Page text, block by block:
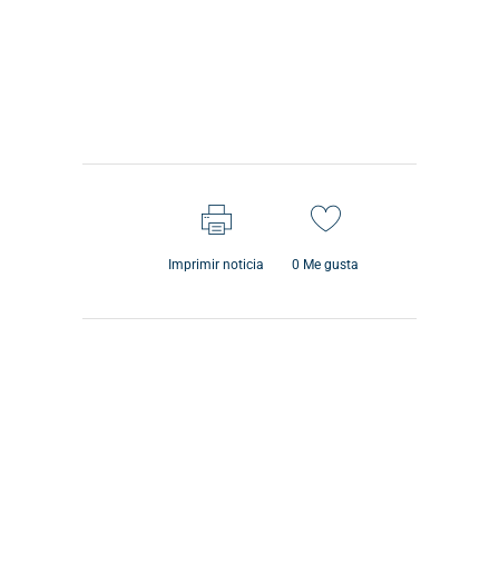
Imprimir noticia 0 Me gusta